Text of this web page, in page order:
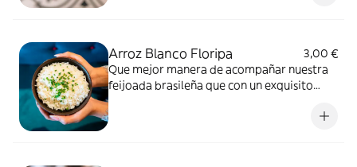
Arroz Blanco Floripa
3,00 €
Que mejor manera de acompañar nuestra
feijoada brasileña que con un exquisito